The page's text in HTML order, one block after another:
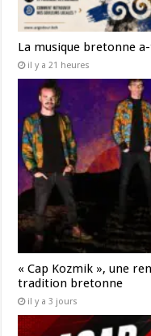
La musique bretonne
il y a 21 heures
« Cap Kozmik », une
tradition bretonne
il y a 3 jours